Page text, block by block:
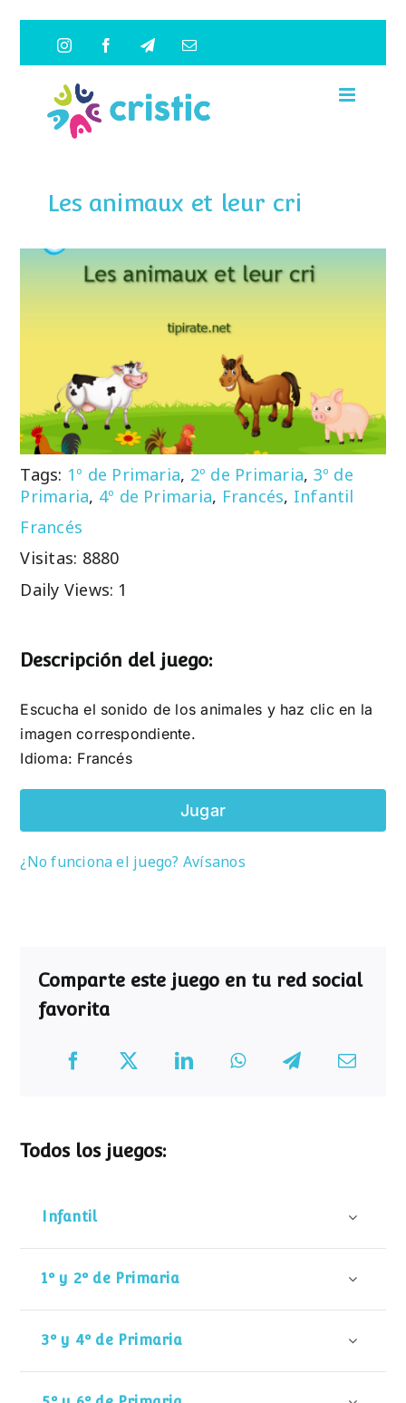
contenido
InstagramFacebookTelegramCorreo
Les animaux et leur cri
Tags: 1º de Primaria, 2º de Primaria, 3º de
Primaria, 4º de Primaria, Francés, Infantil
Francés
Visitas: 8880
Daily Views: 1
Descripción del juego:
Escucha el sonido de los animales y haz clic en la
imagen correspondiente.
Idioma: Francés
Jugar
¿No funciona el juego? Avísanos
Comparte este juego en tu red social
favorita
Todos los juegos:
Infantil
1º y 2º de Primaria
3º y 4º de Primaria